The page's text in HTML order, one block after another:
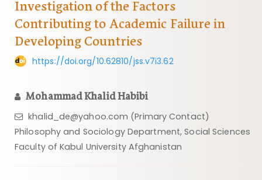
Content
Sidebar
Investigation of the Factors
Contributing to Academic Failure in
Developing Countries
https://doi.org/10.62810/jss.v7i3.62
Mohammad Khalid Habibi
khalid_de@yahoo.com (Primary Contact)
Philosophy and Sociology Department, Social Sciences
Faculty of Kabul University Afghanistan